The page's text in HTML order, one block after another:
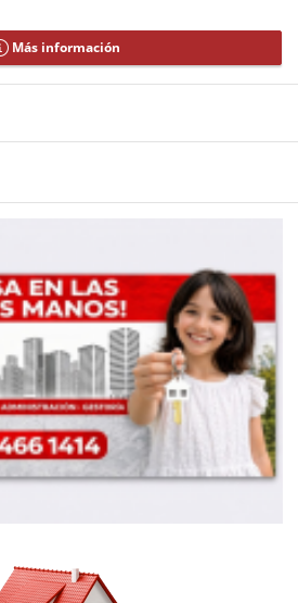
Más información